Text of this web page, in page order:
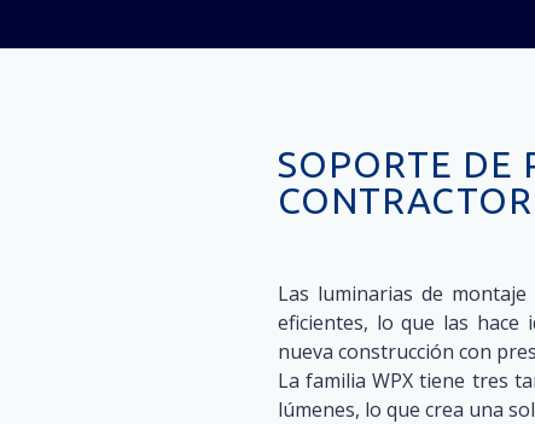
SOPORTE DE
Las luminarias de
eficientes, lo que las hace
nueva construcción con
La familia WPX tiene tres
lúmenes, lo que crea una